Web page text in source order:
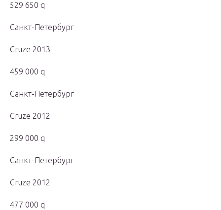
529 650 q
Санкт-Петербург
Cruze 2013
459 000 q
Санкт-Петербург
Cruze 2012
299 000 q
Санкт-Петербург
Cruze 2012
477 000 q